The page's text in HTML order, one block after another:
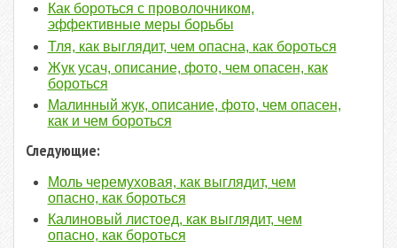
Как бороться с проволочником,
эффективные меры борьбы
Тля, как выглядит, чем опасна, как бороться
Жук усач, описание, фото, чем опасен, как
бороться
Малинный жук, описание, фото, чем опасен,
как и чем бороться
Следующие:
Моль черемуховая, как выглядит, чем
опасно, как бороться
Калиновый листоед, как выглядит, чем
опасно, как бороться